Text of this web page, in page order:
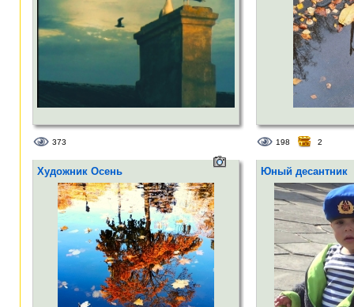
373 198 2
Художник Осень Юный десантник